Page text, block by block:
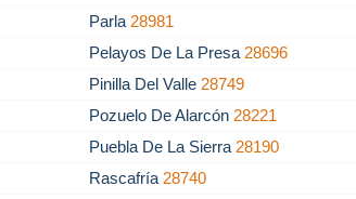
Parla 28981
Pelayos De La Presa 28696
Pinilla Del Valle 28749
Pozuelo De Alarcón 28221
Puebla De La Sierra 28190
Rascafría 28740